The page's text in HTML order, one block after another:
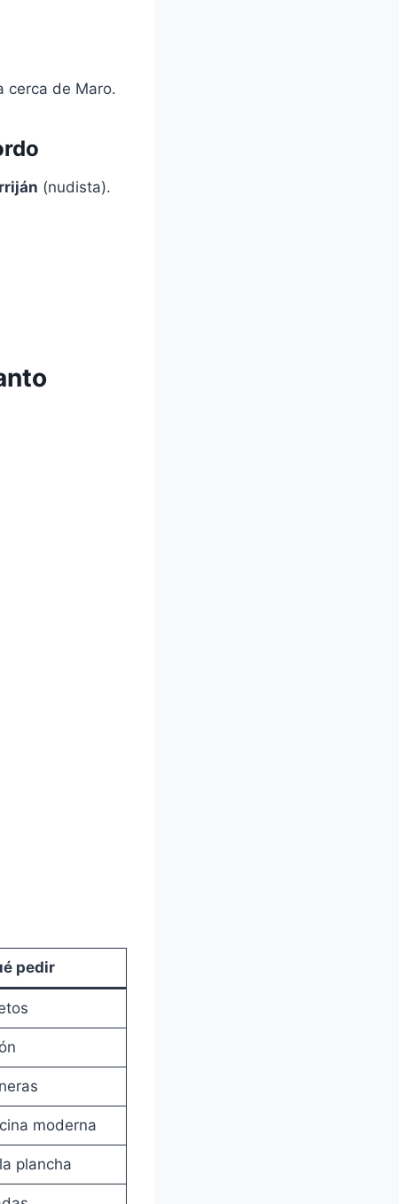
cerca de Maro.
(nudista).
pedir
moderna
plancha